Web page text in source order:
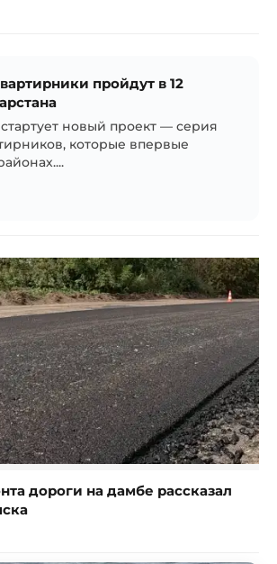
пройдут в 12
стартует новый проект — серия
которые впервые
дороги на дамбе рассказал